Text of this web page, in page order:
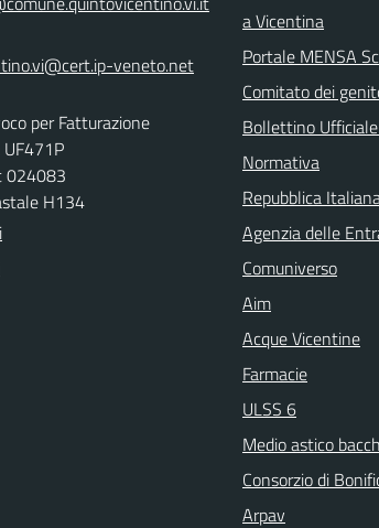
per Fatturazione
024083
H134
a Vicentina
Portale MENSA
Comitato dei
Bollettino
Normativa
Repubblica
Agenzia delle
Comuniverso
Aim
Acque Vicentine
Farmacie
ULSS 6
Medio astico
Consorzio di
Arpav